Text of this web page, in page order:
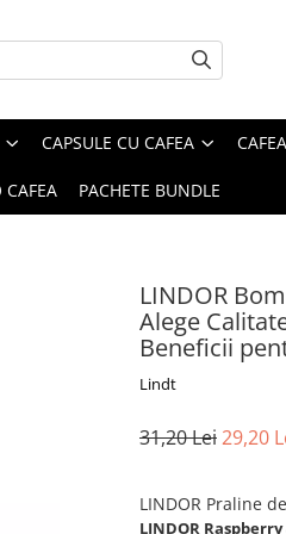
CAPSULE CU CAFEA
CAFEA PACHETE BUNDLE
LINDOR
Alege
Beneficii
Lindt
31,20 Lei29,20
LINDOR Praline
LINDOR